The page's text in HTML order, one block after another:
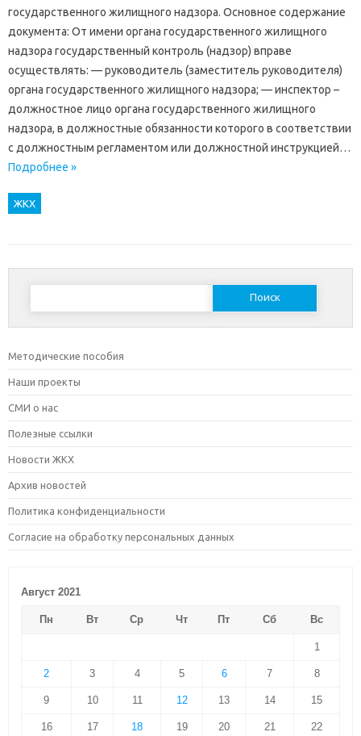
государственного жилищного надзора. Основное содержание
документа: От имени органа государственного жилищного
надзора государственный контроль (надзор) вправе
осуществлять: — руководитель (заместитель руководителя)
органа государственного жилищного надзора; — инспектор –
должностное лицо органа государственного жилищного
надзора, в должностные обязанности которого в соответствии
с должностным регламентом или должностной инструкцией…
Подробнее »
ЖКХ
Найти:
Методические пособия
Наши проекты
СМИ о нас
Полезные ссылки
Новости ЖКХ
Архив новостей
Политика конфиденциальности
Согласие на обработку персональных данных
Август 2021
Пн Вт Ср Чт Пт Сб Вс
1
2 3 4 5 6 7 8
9 10 11 12 13 14 15
16 17 18 19 20 21 22